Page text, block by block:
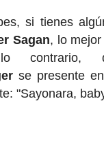
si tienes
Sagan, lo
contrario,
se presente
"Sayonara,